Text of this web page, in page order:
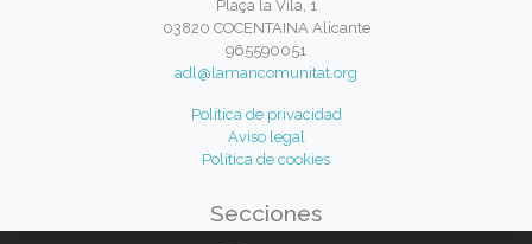
Plaça la Vila, 1
03820 COCENTAINA Alicante
965590051
adl@lamancomunitat.org
Política de privacidad
Aviso legal
Política de cookies
Secciones